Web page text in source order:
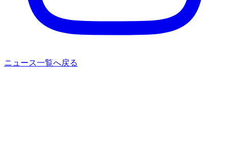
ニュース一覧へ戻る